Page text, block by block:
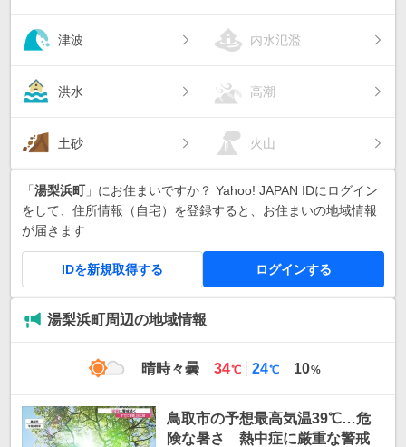
津波 内水氾濫
洪水 高潮
土砂 火山
「湯梨浜町」にお住まいですか？ Yahoo! JAPAN IDにログイン
をして、住所情報（自宅）を登録すると、お住まいの地域情報
が届きます
IDを新規取得する ログインする
湯梨浜町周辺の地域情報
晴時々曇
最
温
34℃
最
温
24℃ 10%
鳥取市の予想最高気温39℃…危
険な暑さ 熱中症に厳重な警戒